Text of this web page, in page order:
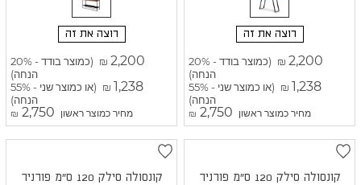
רוצה את זה
₪ 2,200
(כמוצר בודד - 20%
הנחה)
₪ 1,238
(או כמוצר שני - 55%
הנחה)
מחיר כמוצר ראשון ₪ 2,750
רוצה את זה
₪ 2,200
(כמוצר בודד - 20%
הנחה)
₪ 1,238
(או כמוצר שני - 55%
הנחה)
מחיר כמוצר ראשון ₪ 2,750
קונסולה סילק 120 ס"מ פורניר
קונסולה סילק 120 ס"מ פורניר